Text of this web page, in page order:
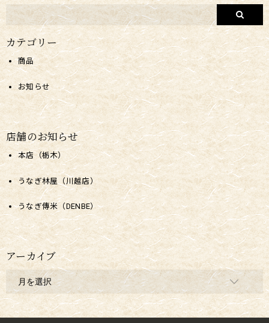
カテゴリー
商品
お知らせ
店舗のお知らせ
本店（栃木）
うなぎ林屋（川越店）
うなぎ傳米（DENBE）
アーカイブ